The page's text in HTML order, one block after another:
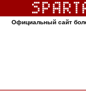
Официальный сайт